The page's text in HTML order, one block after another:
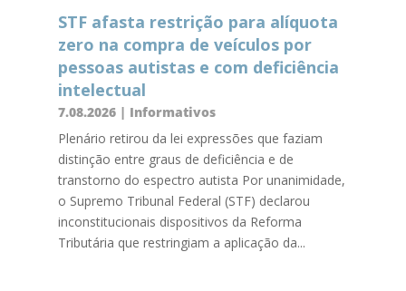
STF afasta restrição para alíquota
zero na compra de veículos por
pessoas autistas e com deficiência
intelectual
7.08.2026| Informativos
Plenário retirou da lei expressões que faziam
distinção entre graus de deficiência e de
transtorno do espectro autista Por unanimidade,
o Supremo Tribunal Federal (STF) declarou
inconstitucionais dispositivos da Reforma
Tributária que restringiam a aplicação da...